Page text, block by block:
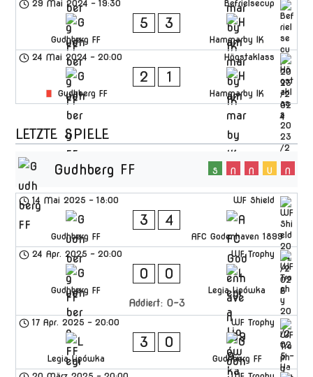
Befrielsecup
29 Mai 2024 - 19:30
Gudhberg FF
5 3
Hammarby IK
Högstaklass
24 Mai 2024 - 20:00
Gudhberg FF
2 1
Hammarby IK
LETZTE SPIELE
Gudhberg FF S N N U N
WF Shield
14 Mai 2025 - 18:00
Gudhberg FF
3 4
AFC Godenhaven 1899
WF Trophy
24 Apr. 2025 - 20:00
Gudhberg FF
0 0
Legia Lipówka
Addiert: 0-3
WF Trophy
17 Apr. 2025 - 20:00
Legia Lipówka
3 0
Gudhberg FF